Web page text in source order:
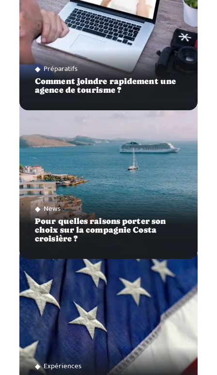
Préparatifs
Comment joindre rapidement une
agence de tourisme ?
News
Pour quelles raisons porter son
choix sur la compagnie Costa
croisière ?
Expériences